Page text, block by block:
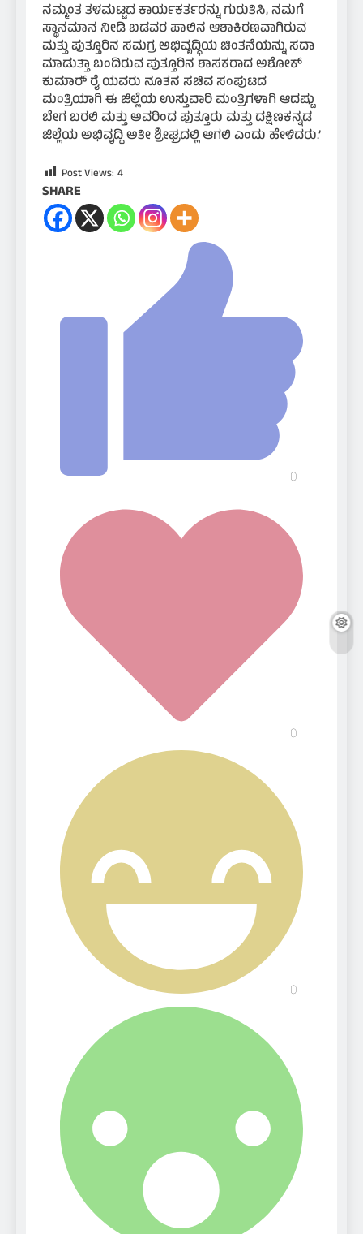
ನಮ್ಮಂತ ತಳಮಟ್ಟದ ಕಾರ್ಯಕರ್ತರನ್ನು ಗುರುತಿಸಿ, ನಮಗೆ
ಸ್ಥಾನಮಾನ ನೀಡಿ ಬಡವರ ಪಾಲಿನ ಆಶಾಕಿರಣವಾಗಿರುವ
ಮತ್ತು ಪುತ್ತೂರಿನ ಸಮಗ್ರ ಅಭಿವೃದ್ಧಿಯ ಚಿಂತನೆಯನ್ನು ಸದಾ
ಮಾಡುತ್ತಾ ಬಂದಿರುವ ಪುತ್ತೂರಿನ ಶಾಸಕರಾದ ಅಶೋಕ್
ಕುಮಾರ್‍ ರೈ ಯವರು ನೂತನ ಸಚಿವ ಸಂಪುಟದ
ಮಂತ್ರಿಯಾಗಿ ಈ ಜಿಲ್ಲೆಯ ಉಸ್ತುವಾರಿ ಮಂತ್ರಿಗಳಾಗಿ ಆದಷ್ಟು
ಬೇಗ ಬರಲಿ ಮತ್ತು ಅವರಿಂದ ಪುತ್ತೂರು ಮತ್ತು ದಕ್ಷಿಣಕನ್ನಡ
ಜಿಲ್ಲೆಯ ಅಭಿವೃದ್ಧಿ ಅತೀ ಶ್ರೀಘ್ರದಲ್ಲಿ ಆಗಲಿ ಎಂದು ಹೇಳಿದರು.’
Post Views: 4
SHARE